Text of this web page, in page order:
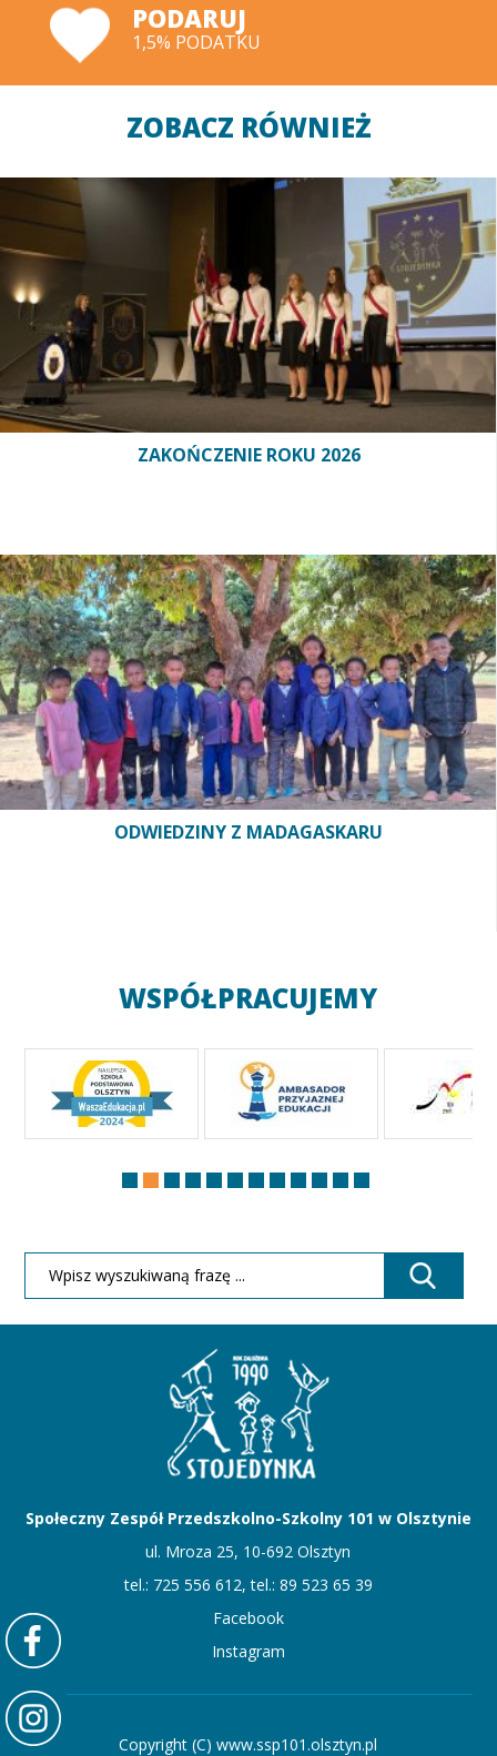
PODARUJ
1,5% PODATKU
ZOBACZ RÓWNIEŻ
ZAKOŃCZENIE ROKU 2026
ODWIEDZINY Z MADAGASKARU
WSPÓŁPRACUJEMY
Społeczny Zespół Przedszkolno-Szkolny 101 w Olsztynie
ul. Mroza 25, 10-692 Olsztyn
tel.: 725 556 612, tel.: 89 523 65 39
Facebook
Instagram
Copyright (C) www.ssp101.olsztyn.pl